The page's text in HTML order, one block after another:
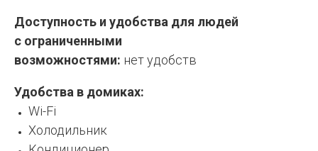
Доступность и удобства для людей
с ограниченными
возможностями: нет удобств
Удобства в домиках:
Wi-Fi
Холодильник